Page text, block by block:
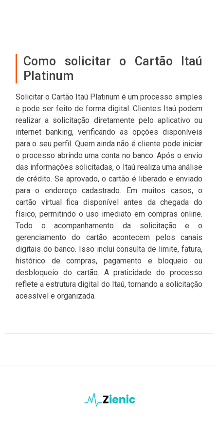
Como solicitar o Cartão Itaú
Platinum
Solicitar o Cartão Itaú Platinum é um processo simples
e pode ser feito de forma digital. Clientes Itaú podem
realizar a solicitação diretamente pelo aplicativo ou
internet banking, verificando as opções disponíveis
para o seu perfil. Quem ainda não é cliente pode iniciar
o processo abrindo uma conta no banco. Após o envio
das informações solicitadas, o Itaú realiza uma análise
de crédito. Se aprovado, o cartão é liberado e enviado
para o endereço cadastrado. Em muitos casos, o
cartão virtual fica disponível antes da chegada do
físico, permitindo o uso imediato em compras online.
Todo o acompanhamento da solicitação e o
gerenciamento do cartão acontecem pelos canais
digitais do banco. Isso inclui consulta de limite, fatura,
histórico de compras, pagamento e bloqueio ou
desbloqueio do cartão. A praticidade do processo
reflete a estrutura digital do Itaú, tornando a solicitação
acessível e organizada.